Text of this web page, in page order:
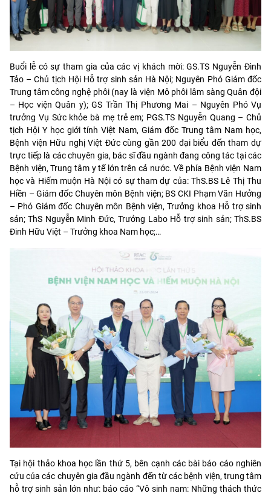
Buổi lễ có sự tham gia của các vị khách mời: GS.TS Nguyễn Đình
Tảo – Chủ tịch Hội Hỗ trợ sinh sản Hà Nội; Nguyên Phó Giám đốc
Trung tâm công nghệ phôi (nay là viện Mô phôi lâm sàng Quân đội
– Học viện Quân y); GS Trần Thị Phương Mai – Nguyên Phó Vụ
trưởng Vụ Sức khỏe bà mẹ trẻ em; PGS.TS Nguyễn Quang – Chủ
tịch Hội Y học giới tính Việt Nam, Giám đốc Trung tâm Nam học,
Bệnh viện Hữu nghị Việt Đức cùng gần 200 đại biểu đến tham dự
trực tiếp là các chuyên gia, bác sĩ đầu ngành đang công tác tại các
Bệnh viện, Trung tâm y tế lớn trên cả nước. Về phía Bệnh viện Nam
học và Hiếm muộn Hà Nội có sự tham dự của: ThS.BS Lê Thị Thu
Hiền – Giám đốc Chuyên môn Bệnh viện; BS CKI Phạm Văn Hưởng
– Phó Giám đốc Chuyên môn Bệnh viện, Trưởng khoa Hỗ trợ sinh
sản; ThS Nguyễn Minh Đức, Trưởng Labo Hỗ trợ sinh sản; ThS.BS
Đinh Hữu Việt – Trưởng khoa Nam học;…
Tại hội thảo khoa học lần thứ 5, bên cạnh các bài báo cáo nghiên
cứu của các chuyên gia đầu ngành đến từ các bệnh viện, trung tâm
hỗ trợ sinh sản lớn như: báo cáo “Vô sinh nam: Những thách thức